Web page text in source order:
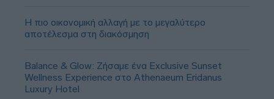
Η πιο οικονομική αλλαγή με το μεγαλύτερο
αποτέλεσμα στη διακόσμηση
Balance & Glow: Ζήσαμε ένα Exclusive Sunset
Wellness Experience στο Athenaeum Eridanus
Luxury Hotel